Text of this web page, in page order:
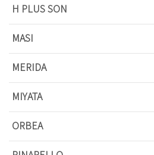
H PLUS SON
MASI
MERIDA
MIYATA
ORBEA